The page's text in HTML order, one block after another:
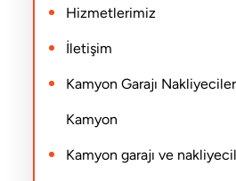
Hizmetlerimiz
İletişim
Kamyon Garajı
Kamyon
Kamyon garajı ve